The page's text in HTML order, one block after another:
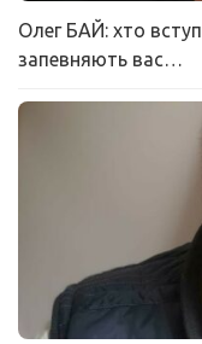
Олег БАЙ: хто
запевняють вас…